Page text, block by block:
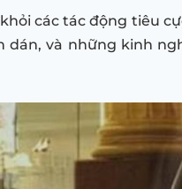
các tác động tiêu
dán, và những kinh